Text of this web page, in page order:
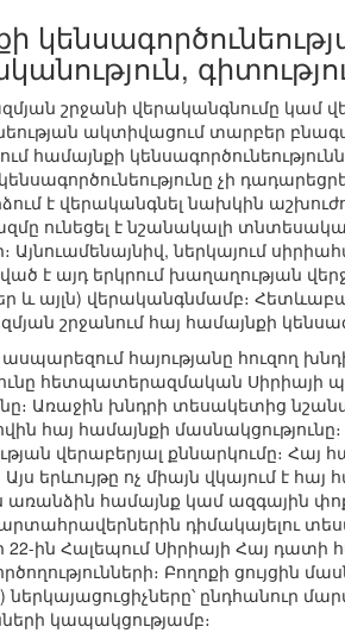
շրջանի վերականգնումը կամ
ակտիվացում տարբեր
համայնքի
չի
է վերականգնել նախկին
ունեցել է նշանակալի
Այնուամենայնիվ, ներկայում
է այդ երկրում խաղաղության
և այլն) վերականգնմամբ։
շրջանում հայ համայնքի
ասպարեզում հայությանը հուզող
հետպատերազմական Սիրիայի
Առաջին խնդրի տեսակետից
հայ համայնքի
վերաբերյալ քննարկումը։
երևույթը ոչ միայն վկայում է
առանձին համայնք կամ ազգային
դիմակայելու
22-ին Հալեպում Սիրիայի Հայ
Բողոքի ցույցին
ներկայացուցիչները՝
կապակցությամբ։